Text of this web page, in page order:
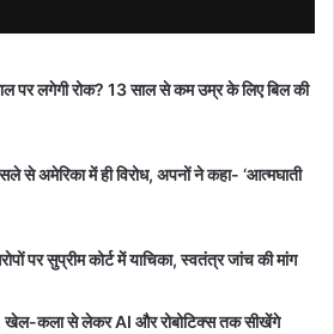
पर लगेगी रोक? 13 साल से कम उम्र के लिए बिल की
से अमेरिका में ही विरोध, अपनों ने कहा- ‘आत्मघाती
पर सुप्रीम कोर्ट में याचिका, स्वतंत्र जांच की मांग
कला से लेकर AI और रोबोटिक्स तक सीखेंगे